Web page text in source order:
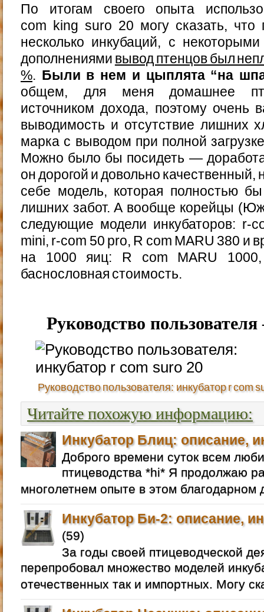
По итогам своего опыта
com king suro 20 могу сказать,
несколько инкубаций, с
дополнениями вывод птенцов был
%. Были в нем и цыплята “на
общем, для меня домашнее
источником дохода, поэтому очень
выводимость и отсутствие лишних
марка с выводом при полной
Можно было бы посидеть —
он дорогой и довольно качественный,
себе модель, которая полностью
лишних забот. А вообще корейцы
следующие модели инкубаторов: r-
mini, r-com 50 pro, R com MARU 380 и
на 1000 яиц: R com MARU
баснословная стоимость.
Руководство
Руководство пользователя: инкубатор r com
Читайте похожую информацию:
Инкубатор Блиц: описание,
Доброго времени суток всем
птицеводства *hi* Я продолжаю
многолетнем опыте в этом
Инкубатор Би-2: описание,
(59)
За годы своей птицеводческой
перепробовал множество моделей
отечественных так и импортных. Могу